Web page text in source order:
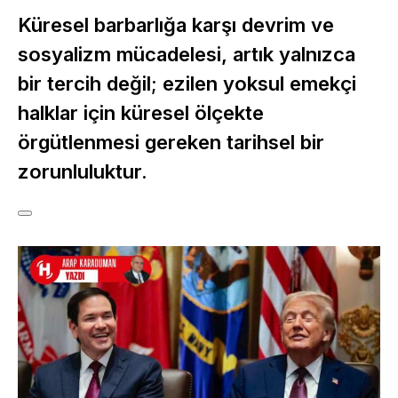
Küresel barbarlığa karşı devrim ve
sosyalizm mücadelesi, artık yalnızca
bir tercih değil; ezilen yoksul emekçi
halklar için küresel ölçekte
örgütlenmesi gereken tarihsel bir
zorunluluktur.